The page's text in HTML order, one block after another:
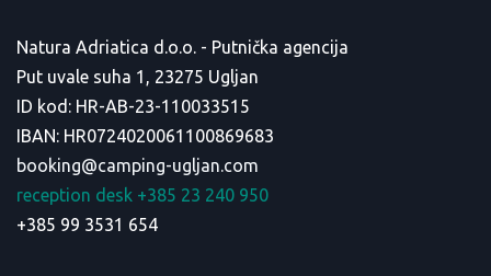
Natura Adriatica d.o.o. - Putnička agencija
Put uvale suha 1, 23275 Ugljan
ID kod: HR-AB-23-110033515
IBAN: HR0724020061100869683
booking@camping-ugljan.com
reception desk +385 23 240 950
+385 99 3531 654